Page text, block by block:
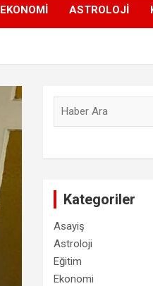
EKONOMI ASTROLOJI
Kategoriler
Asayiş
Astroloji
Eğitim
Ekonomi